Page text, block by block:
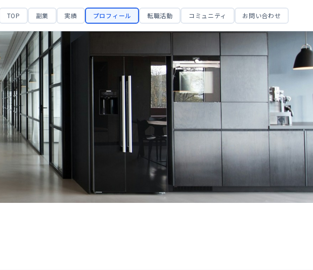
TOP 副業 実績 プロフィール 転職活動 コミュニティ お問い合わせ